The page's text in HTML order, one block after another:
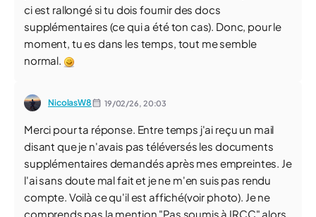
ci est rallongé si tu dois fournir des docs
supplémentaires (ce qui a été ton cas). Donc, pour le
moment, tu es dans les temps, tout me semble
normal.
NicolasW8 19/02/26, 20:03
Merci pour ta réponse. Entre temps j'ai reçu un mail
disant que je n'avais pas téléversés les documents
supplémentaires demandés après mes empreintes. Je
l'ai sans doute mal fait et je ne m'en suis pas rendu
compte. Voilà ce qu'il est affiché(voir photo). Je ne
comprends pas la mention "Pas soumis à IRCC" alors